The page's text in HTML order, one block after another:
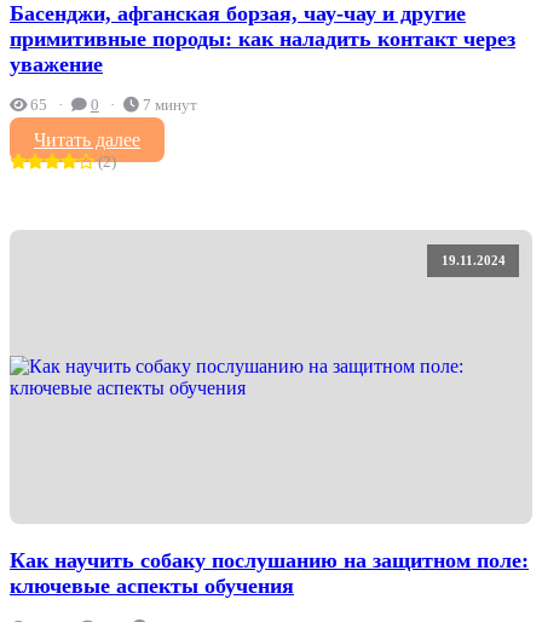
Басенджи, афганская борзая, чау-чау и другие
примитивные породы: как наладить контакт через
уважение
65 0 7 минут
Читать далее
(2)
19.11.2024
Как научить собаку послушанию на защитном поле:
ключевые аспекты обучения